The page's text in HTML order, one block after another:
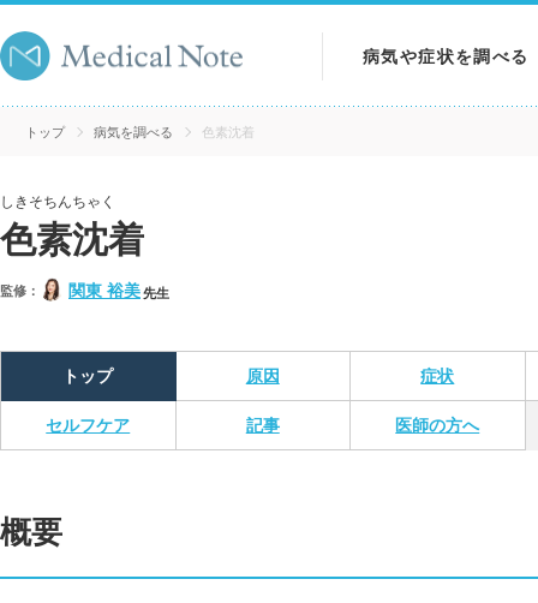
病気や症状を調べる
病気を調べる
トップ 病気を調べる 色素沈着
しきそちんちゃく
色素沈着
監修： 関東 裕美先生
トップ 原因 症状
セルフケア 記事 医師の方へ
概要